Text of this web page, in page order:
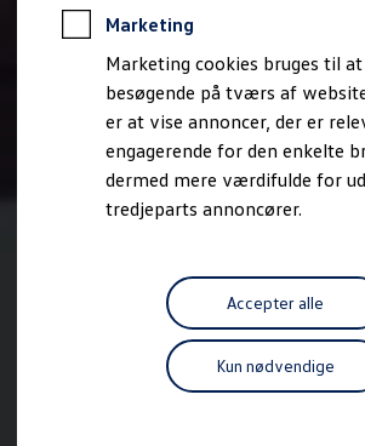
Marketing
Marketing cookies bruges til
besøgende på tværs af
er at vise annoncer, der er
engagerende for den enkelte
dermed mere værdifulde for
tredjeparts annoncører.
Accepter alle
Kun nødvendige
Servicefordele
Digitale ekstrafunktioner
Se tjenesterne til din
Volkswagen-apps, login
Forbind mobiltelefonen
Opdateringer til software,
Fleet Interface Data
MinVolkswagen
Digital instruktionsbog
Tilbehør
Fordele ved at vælge
Om Volkswagen
Nyheder
Tilmeld nyhedsbrev
Pressemeddelser
Kalenderbillede